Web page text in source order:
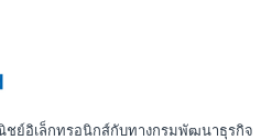
ชย์อิเล็กทรอนิกส์กับทางกรมพัฒนาธุรกิจ